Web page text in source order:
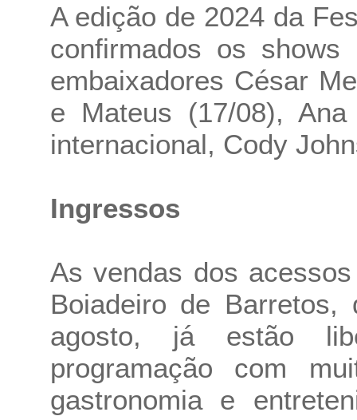
A edição de 2024 da
confirmados os
embaixadores César
e Mateus (17/08),
internacional, Cody
Ingressos
As vendas dos
Boiadeiro de
agosto, já estão
programação com
gastronomia e